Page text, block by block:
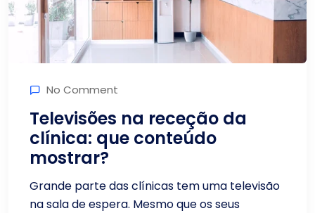
No Comment
Televisões na receção da
clínica: que conteúdo
mostrar?
Grande parte das clínicas tem uma televisão
na sala de espera. Mesmo que os seus